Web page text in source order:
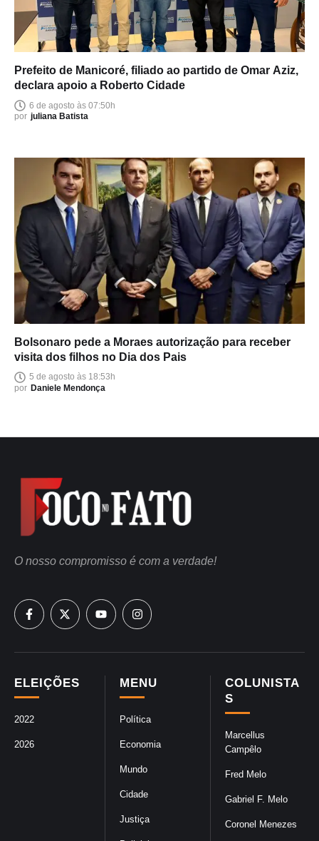
Prefeito de Manicoré, filiado ao partido de Omar Aziz,
declara apoio a Roberto Cidade
6 de agosto às 07:50h
por juliana Batista
Bolsonaro pede a Moraes autorização para receber
visita dos filhos no Dia dos Pais
5 de agosto às 18:53h
por Daniele Mendonça
COLUNISTA
S
Marcellus
Campêlo
Fred Melo
Gabriel F. Melo
Coronel Menezes
MENU
Política
Economia
Mundo
Cidade
Justiça
ELEIÇÕES
2022
2026
O nosso compromisso é com a verdade!